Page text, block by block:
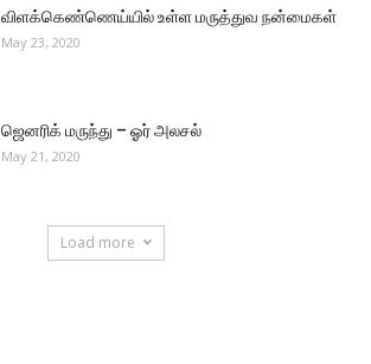
விளக்கெண்ணெய்யில் உள்ள மருத்துவ நன்மைகள்
May 23, 2020
ஜெனரிக் மருந்து – ஓர் அலசல்
May 21, 2020
Load more